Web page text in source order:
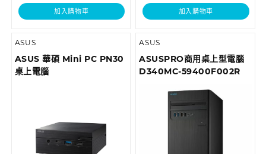
加入購物車 加入購物車
ASUS
ASUS 華碩 Mini PC PN30
桌上電腦
ASUS
ASUSPRO商用桌上型電腦
D340MC-59400F002R